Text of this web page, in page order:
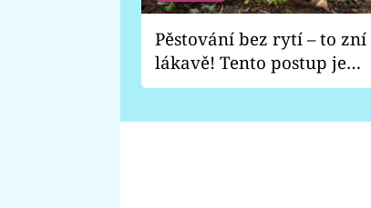
Pěstování bez rytí – to zní
lákavě! Tento postup je
vhodný jen pro některé